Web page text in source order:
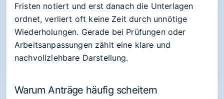
Fristen notiert und erst danach die Unterlagen
ordnet, verliert oft keine Zeit durch unnötige
Wiederholungen. Gerade bei Prüfungen oder
Arbeitsanpassungen zählt eine klare und
nachvollziehbare Darstellung.
Warum Anträge häufig scheitern